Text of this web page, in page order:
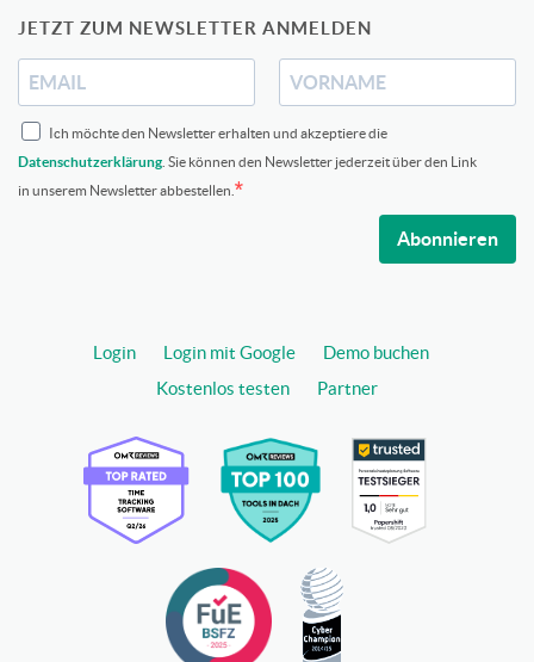
JETZT ZUM NEWSLETTER ANMELDEN
Ich möchte den Newsletter erhalten und akzeptiere die
Datenschutzerklärung . Sie können den Newsletter jederzeit über den Link
in unserem Newsletter abbestellen.
Abonnieren
Login Login mit Google
Demo buchen
Kostenlos testen
Partner